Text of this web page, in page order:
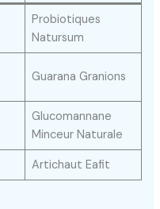
Probiotiques
Natursum
Guarana Granions
Glucomannane
Minceur Naturale
Artichaut Eafit